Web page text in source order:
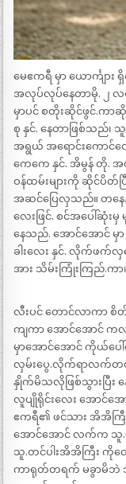
မေဧကရီ မှာ ယောင်္ကျာ
အလုပ်လုပ်နေတာမို. ၂ လ
မှာပင် စတိုးဆိုင်ဖွင်.ကာ
စု နှင်. နေတာဖြစ်သည်၊
အရွယ် အရောင်းကောင်လ
ကေကေ နှင်. အိမွန် တို. အ
ဝန်ထမ်းများကို ဆိုင်ပိတ်
အဆင်ပြေလှသည်။ တနေ
လေးဖြင်. စင်အပေါ်ဆုံး
နေသည်. အောင်အောင်
ခါးလေး နှင်. လိုက်ဖက်လှ
အား သိမ်းကြုံးကြည်.ကာ
လီးပင် တောင်လာကာ စိတ်ထဲ
ကျကာ အောင်အောင် က
မှာအောင်အောင် ကိုယ်ပ
လှမ်းပွေ.လိုက်ရာလက်တ
နှိုက်မိသလိုဖြစ်သွားပြီး
လူပျိုရိုင်းလေး အောင်အ
ဧကရီ၏ ဖင်သား အိအိကြီ
အောင်အောင် လက်က သူ.
သူ.တင်ပါးအိအိကြီး ကိုထ
ကာရုတ်တရက် မခွာမိဘဲ